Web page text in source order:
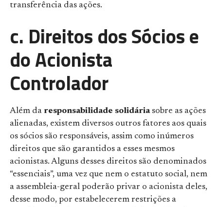
transferência das ações.
c. Direitos dos Sócios e
do Acionista
Controlador
Além da responsabilidade solidária sobre as ações
alienadas, existem diversos outros fatores aos quais
os sócios são responsáveis, assim como inúmeros
direitos que são garantidos a esses mesmos
acionistas. Alguns desses direitos são denominados
“essenciais”, uma vez que nem o estatuto social, nem
a assembleia-geral poderão privar o acionista deles,
desse modo, por estabelecerem restrições a